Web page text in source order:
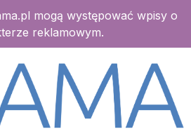
mogą występować wpisy o
reklamowym.